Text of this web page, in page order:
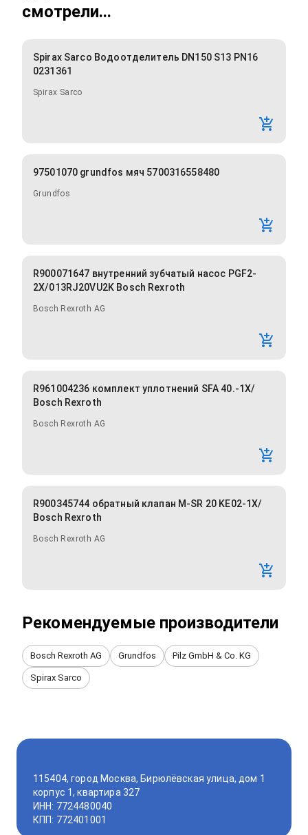
смотрели...
Spirax Sarco Водоотделитель DN150 S13 PN16
0231361
Spirax Sarco
97501070 grundfos мяч 5700316558480
Grundfos
R900071647 внутренний зубчатый насос PGF2-
2X/013RJ20VU2K Bosch Rexroth
Bosch Rexroth AG
R961004236 комплект уплотнений SFA 40.-1X/
Bosch Rexroth
Bosch Rexroth AG
R900345744 обратный клапан M-SR 20 KE02-1X/
Bosch Rexroth
Bosch Rexroth AG
Рекомендуемые производители
Bosch Rexroth AG Grundfos Pilz GmbH & Co. KG
Spirax Sarco
115404, город Москва, Бирюлёвская улица, дом 1
корпус 1, квартира 327
ИНН: 7724480040
КПП: 772401001